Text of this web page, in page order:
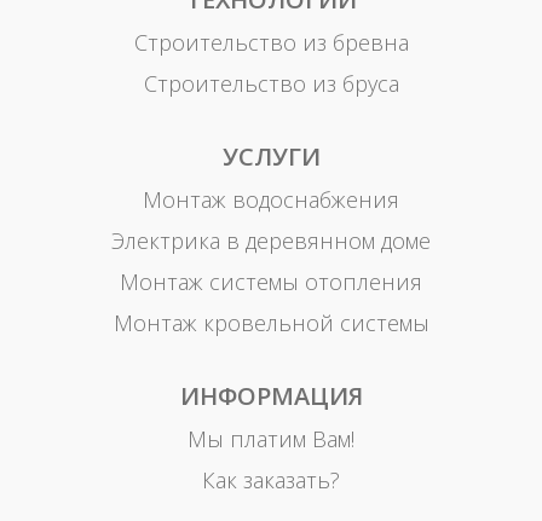
Строительство из бревна
Строительство из бруса
УСЛУГИ
Монтаж водоснабжения
Электрика в деревянном доме
Монтаж системы отопления
Монтаж кровельной системы
ИНФОРМАЦИЯ
Мы платим Вам!
Как заказать?